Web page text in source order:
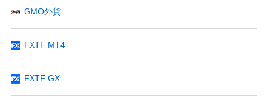
GMO外貨
FXTF MT4
FXTF GX